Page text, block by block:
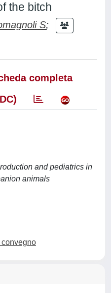
the bitch
S;
completa
and pediatrics in
animals